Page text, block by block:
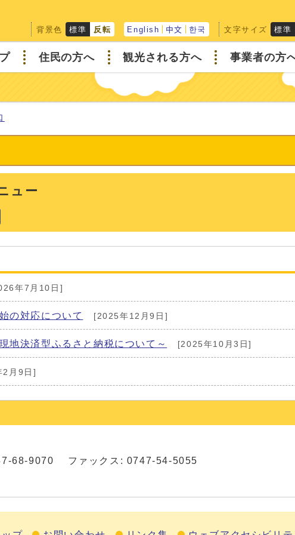
背景色 標準 反転 English 中文 한국 文字サイズ 標準
住民の方へ 観光される方へ 事業者の方
ュー
年7月10日]
の対応について [2025年12月9日]
地決済型ふるさと納税について～ [2025年10月3日]
2月9日]
68-9070 ファックス: 0747-54-5055